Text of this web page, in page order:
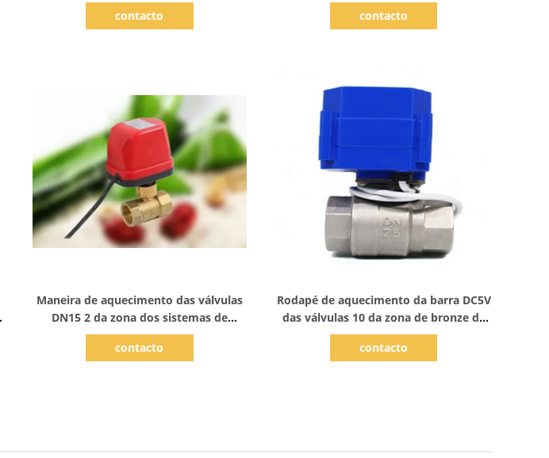
contacto
contacto
Maneira de aquecimento das válvulas
DN15 2 da zona dos sistemas de
refrigeração da ATAC elétrica
contacto
Rodapé de aquecimento da barra DC5V
das válvulas 10 da zona de bronze da
caldeira que aquece a ATAC
contacto